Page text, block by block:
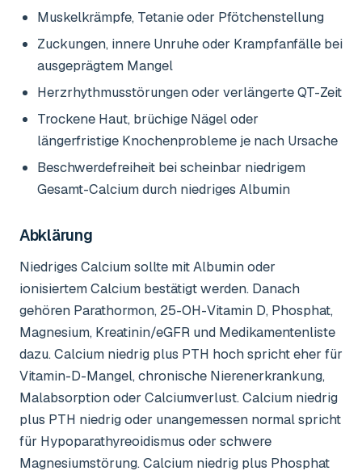
Muskelkrämpfe, Tetanie oder Pfötchenstellung
Zuckungen, innere Unruhe oder Krampfanfälle bei
ausgeprägtem Mangel
Herzrhythmusstörungen oder verlängerte QT-Zeit
Trockene Haut, brüchige Nägel oder
längerfristige Knochenprobleme je nach Ursache
Beschwerdefreiheit bei scheinbar niedrigem
Gesamt-Calcium durch niedriges Albumin
Abklärung
Niedriges Calcium sollte mit Albumin oder
ionisiertem Calcium bestätigt werden. Danach
gehören Parathormon, 25-OH-Vitamin D, Phosphat,
Magnesium, Kreatinin/eGFR und Medikamentenliste
dazu. Calcium niedrig plus PTH hoch spricht eher für
Vitamin-D-Mangel, chronische Nierenerkrankung,
Malabsorption oder Calciumverlust. Calcium niedrig
plus PTH niedrig oder unangemessen normal spricht
für Hypoparathyreoidismus oder schwere
Magnesiumstörung. Calcium niedrig plus Phosphat